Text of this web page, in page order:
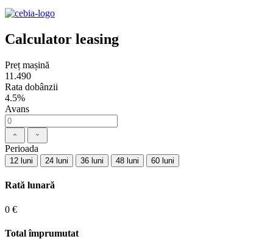
Calculator leasing
Preț mașină
11.490
Rata dobânzii
4.5%
Avans
Perioada
12 luni 24 luni 36 luni 48 luni 60 luni
Rată lunară
0 €
Total împrumutat